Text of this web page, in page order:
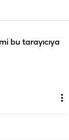
bu tarayıcıya